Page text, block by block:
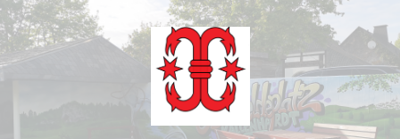
Skip
to
content
Skip
to
main
navigation
Skip
to
footer